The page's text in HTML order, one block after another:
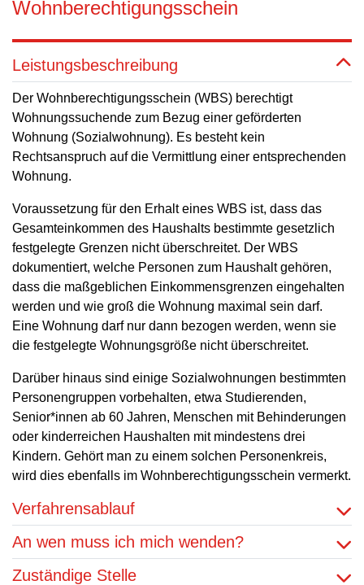
Wohnberechtigungsschein
Leistungsbeschreibung
Der Wohnberechtigungsschein (WBS) berechtigt
Wohnungssuchende zum Bezug einer geförderten
Wohnung (Sozialwohnung). Es besteht kein
Rechtsanspruch auf die Vermittlung einer entsprechenden
Wohnung.
Voraussetzung für den Erhalt eines WBS ist, dass das
Gesamteinkommen des Haushalts bestimmte gesetzlich
festgelegte Grenzen nicht überschreitet. Der WBS
dokumentiert, welche Personen zum Haushalt gehören,
dass die maßgeblichen Einkommensgrenzen eingehalten
werden und wie groß die Wohnung maximal sein darf.
Eine Wohnung darf nur dann bezogen werden, wenn sie
die festgelegte Wohnungsgröße nicht überschreitet.
Darüber hinaus sind einige Sozialwohnungen bestimmten
Personengruppen vorbehalten, etwa Studierenden,
Senior*innen ab 60 Jahren, Menschen mit Behinderungen
oder kinderreichen Haushalten mit mindestens drei
Kindern. Gehört man zu einem solchen Personenkreis,
wird dies ebenfalls im Wohnberechtigungsschein vermerkt.
Verfahrensablauf
An wen muss ich mich wenden?
Zuständige Stelle